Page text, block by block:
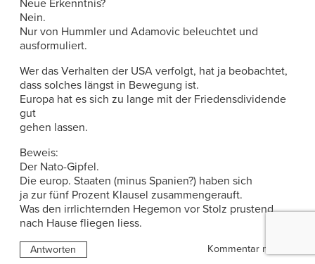
Neue Erkenntnis?
Nein.
Nur von Hummler und Adamovic beleuchtet und
ausformuliert.
Wer das Verhalten der USA verfolgt, hat ja beobachtet,
dass solches längst in Bewegung ist.
Europa hat es sich zu lange mit der Friedensdividende
gut
gehen lassen.
Beweis:
Der Nato-Gipfel.
Die europ. Staaten (minus Spanien?) haben sich
ja zur fünf Prozent Klausel zusammengerauft.
Was den irrlichternden Hegemon vor Stolz prustend
nach Hause fliegen liess.
Antworten Kommentar melden